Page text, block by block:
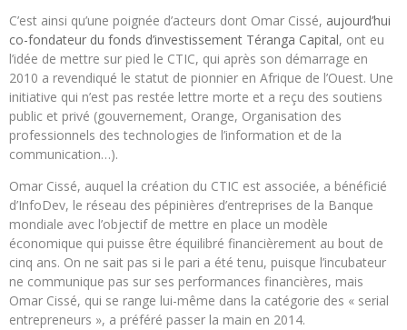
C’est ainsi qu’une poignée d’acteurs dont Omar Cissé, aujourd’hui
co-fondateur du fonds d’investissement Téranga Capital, ont eu
l’idée de mettre sur pied le CTIC, qui après son démarrage en
2010 a revendiqué le statut de pionnier en Afrique de l’Ouest. Une
initiative qui n’est pas restée lettre morte et a reçu des soutiens
public et privé (gouvernement, Orange, Organisation des
professionnels des technologies de l’information et de la
communication…).
Omar Cissé, auquel la création du CTIC est associée, a bénéficié
d’InfoDev, le réseau des pépinières d’entreprises de la Banque
mondiale avec l’objectif de mettre en place un modèle
économique qui puisse être équilibré financièrement au bout de
cinq ans. On ne sait pas si le pari a été tenu, puisque l’incubateur
ne communique pas sur ses performances financières, mais
Omar Cissé, qui se range lui-même dans la catégorie des « serial
entrepreneurs », a préféré passer la main en 2014.